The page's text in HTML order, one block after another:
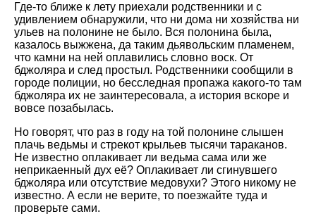
Где-то ближе к лету приехали родственники и с
удивлением обнаружили, что ни дома ни хозяйства ни
ульев на полонине не было. Вся полонина была,
казалось выжжена, да таким дьявольским пламенем,
что камни на ней оплавились словно воск. От
бджоляра и след простыл. Родственники сообщили в
городе полиции, но бесследная пропажа какого-то там
бджоляра их не заинтересовала, а история вскоре и
вовсе позабылась.
Но говорят, что раз в году на той полонине слышен
плачь ведьмы и стрекот крыльев тысячи тараканов.
Не известно оплакивает ли ведьма сама или же
неприкаенный дух её? Оплакивает ли сгинувшего
бджоляра или отсутствие медовухи? Этого никому не
известно. А если не верите, то поезжайте туда и
проверьте сами.